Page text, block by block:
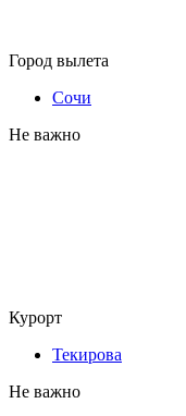
Город вылета
Сочи
Не важно
Курорт
Текирова
Не важно